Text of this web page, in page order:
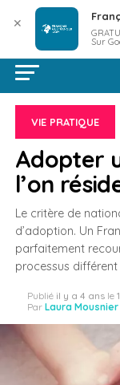
VIE PRATIQUE
Adopter
l’on
Le critère de
d’adoption. Un
parfaitement
processus différent
Publié il y a 4 ans le
Par Laura Mousnier
✕
Sur